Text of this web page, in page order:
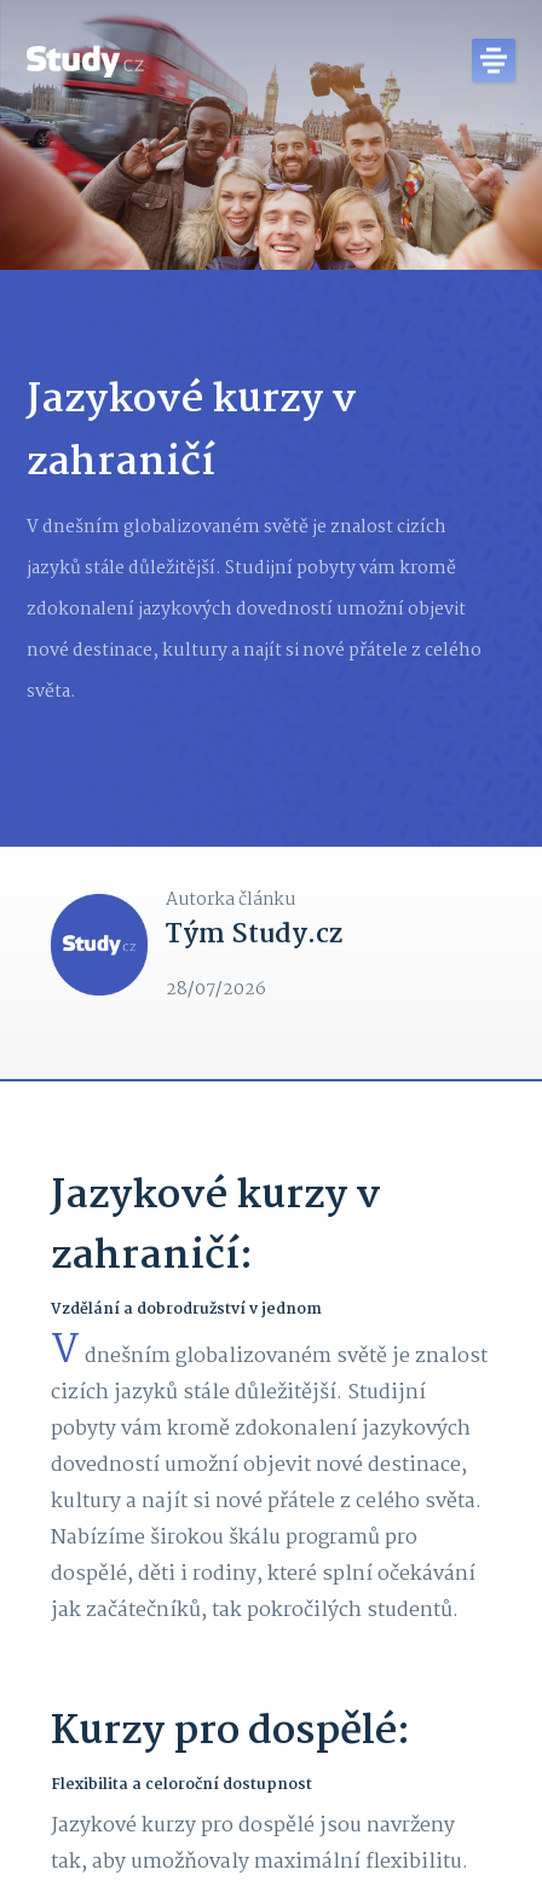
Jazykové kurzy v
zahraničí
V dnešním globalizovaném světě je znalost cizích
jazyků stále důležitější. Studijní pobyty vám kromě
zdokonalení jazykových dovedností umožní objevit
nové destinace, kultury a najít si nové přátele z celého
světa.
Autorka článku
Tým Study.cz
28/07/2026
Jazykové kurzy v
zahraničí:
Vzdělání a dobrodružství v jednom
Vdnešním globalizovaném světě je znalost
cizích jazyků stále důležitější. Studijní
pobyty vám kromě zdokonalení jazykových
dovedností umožní objevit nové destinace,
kultury a najít si nové přátele z celého světa.
Nabízíme širokou škálu programů pro
dospělé, děti i rodiny, které splní očekávání
jak začátečníků, tak pokročilých studentů.
Kurzy pro dospělé:
Flexibilita a celoroční dostupnost
Jazykové kurzy pro dospělé jsou navrženy
tak, aby umožňovaly maximální flexibilitu.